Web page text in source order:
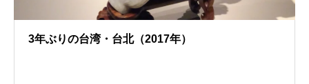
3年ぶりの台湾・台北（2017年）